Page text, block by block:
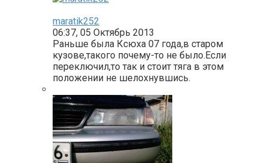
maratik252
06:37, 05 Октябрь 2013
Раньше была Ксюха 07 года,в старом
кузове,такого почему-то не было.Если
переключил,то так и стоит тяга в этом
положении не шелохнувшись.